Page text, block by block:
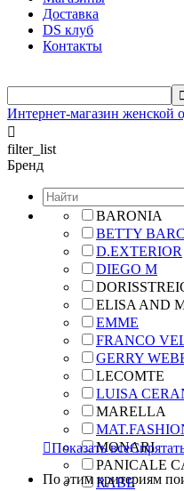
Доставка
DS клуб
Контакты

Интернет-магазин женской

filter_list
Бренд
BARONIA
BETTY
D.EXTERIOR
DIEGO M
ELISA AND
EMME
FRANCO
GERRY
LECOMTE
LUISA
MARELLA
MONARI
PANICALE
RABE
Показать все
По этим критериям